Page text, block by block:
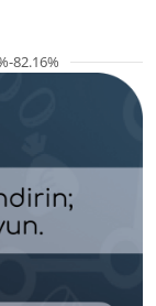
82.16%